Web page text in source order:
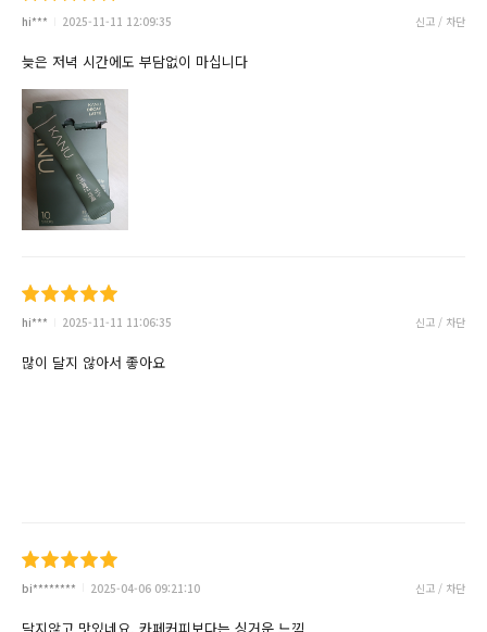
hi*** 2025-11-11 12:09:35 신고 / 차단
늦은 저녁 시간에도 부담없이 마십니다
hi*** 2025-11-11 11:06:35 신고 / 차단
많이 달지 않아서 좋아요
bi******** 2025-04-06 09:21:10 신고 / 차단
달지않고 맛있네요. 카페커피보다는 싱거운 느낌